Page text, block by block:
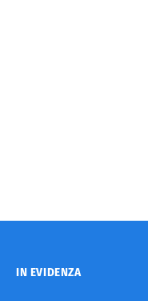
IN EVIDENZA